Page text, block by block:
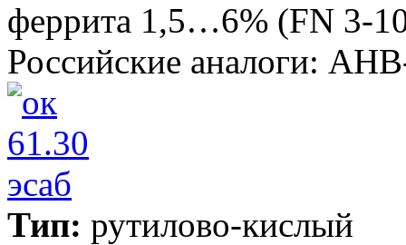
феррита 1,5…6% (FN 3-
Российские аналоги:
Тип: рутилово-кислый